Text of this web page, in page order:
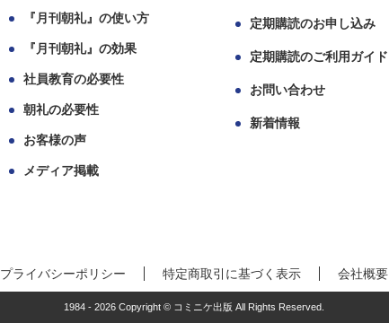
『月刊朝礼』の使い方
『月刊朝礼』の効果
社員教育の必要性
朝礼の必要性
お客様の声
メディア掲載
定期購読のお申し込み
定期購読のご利用ガイド
お問い合わせ
新着情報
プライバシーポリシー 特定商取引に基づく表示 会社概要
1984 - 2026 Copyright © コミニケ出版 All Rights Reserved.